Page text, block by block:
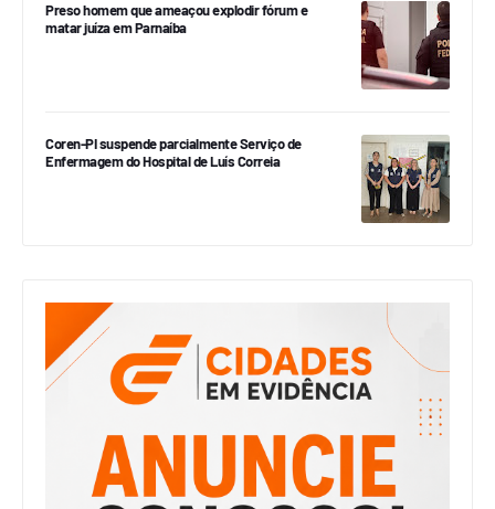
Preso homem que ameaçou explodir fórum e
matar juíza em Parnaíba
Coren-PI suspende parcialmente Serviço de
Enfermagem do Hospital de Luís Correia